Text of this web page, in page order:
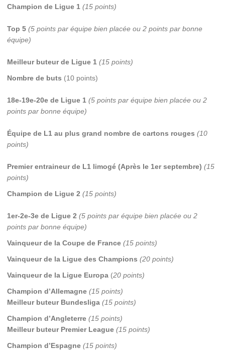
Champion de Ligue 1 (15 points)
Top 5 (5 points par équipe bien placée ou 2 points par bonne
équipe)
Meilleur buteur de Ligue 1 (15 points)
Nombre de buts (10 points)
18e-19e-20e de Ligue 1 (5 points par équipe bien placée ou 2
points par bonne équipe)
Équipe de L1 au plus grand nombre de cartons rouges (10
points)
Premier entraineur de L1 limogé (Après le 1er septembre) (15
points)
Champion de Ligue 2 (15 points)
1er-2e-3e de Ligue 2 (5 points par équipe bien placée ou 2
points par bonne équipe)
Vainqueur de la Coupe de France (15 points)
Vainqueur de la Ligue des Champions (20 points)
Vainqueur de la Ligue Europa (20 points)
Champion d’Allemagne (15 points)
Meilleur buteur Bundesliga (15 points)
Champion d’Angleterre (15 points)
Meilleur buteur Premier League (15 points)
Champion d’Espagne (15 points)